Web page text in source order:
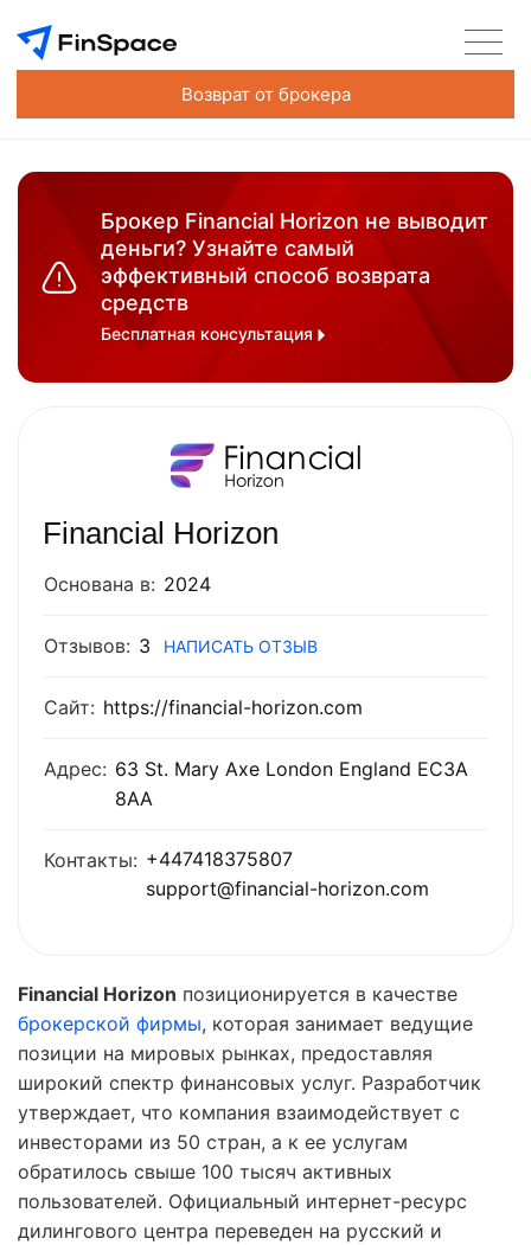
Возврат от брокера
Брокер Financial Horizon не выводит
деньги? Узнайте самый
эффективный способ возврата
средств
Бесплатная консультация
Financial Horizon
Основана в: 2024
Отзывов: 3 НАПИСАТЬ ОТЗЫВ
Сайт: https://financial-horizon.com
Адрес: 63 St. Mary Axe London England EC3A
8AA
Контакты: +447418375807
support@financial-horizon.com
Financial Horizon позиционируется в качестве
брокерской фирмы, которая занимает ведущие
позиции на мировых рынках, предоставляя
широкий спектр финансовых услуг. Разработчик
утверждает, что компания взаимодействует с
инвесторами из 50 стран, а к ее услугам
обратилось свыше 100 тысяч активных
пользователей. Официальный интернет-ресурс
дилингового центра переведен на русский и